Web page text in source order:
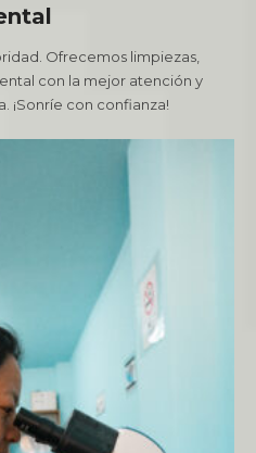
Ofrecemos limpiezas,
con la mejor atención y
¡Sonríe con confianza!